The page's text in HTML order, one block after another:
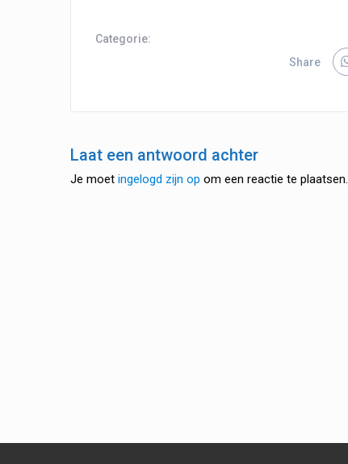
Categorie:
Share
Laat een antwoord achter
Je moet ingelogd zijn op om een reactie te plaatsen.